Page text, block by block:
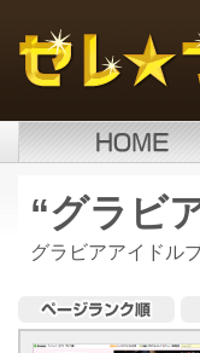
“グラビ
グラビアアイドル